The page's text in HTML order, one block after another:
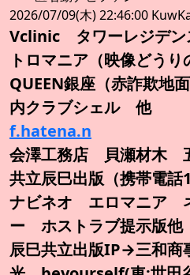
2026/07/09(木) 22:46:00
Vclinic タワーレジデ
トロマニア（映像どう
QUEEN銀座（赤詐欺地
内クラブシェル 他
f.hatena.n
会澤工務店 貝瀬材木
共立辰巳出版（携帯電
ナビネオ エロマニア
ー ホストラブ提示版他
辰巳共立出版IP→三和